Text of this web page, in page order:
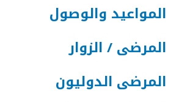
المواعيد والوصول
المرضى / الزوار
المرضى الدوليون